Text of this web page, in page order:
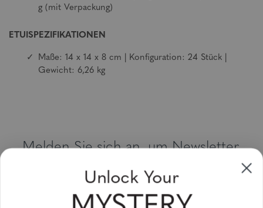
g (mit Verpackung)
ETUISPEZIFIKATIONEN
Maße: 14 x 14 x 8 cm | Konfiguration: 24 Stück |
Gewicht: 6,26 kg
Melden Sie sich an, um Newsletter,
Sonderangebote und Gutscheine zu
erhalten
Bitte geben Sie Ihre E-Mail Adresse ein und abonnieren Sie!
Unlock Your